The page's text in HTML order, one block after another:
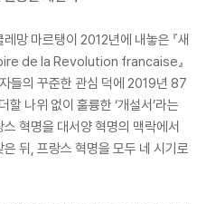
망 마르탱이 2012년에 내놓은 『새
de la Revolution francaise』
들의 꾸준한 관심 덕에 2019년 87
나위 없이 훌륭한 ‘개설서’라는
혁명을 대서양 혁명의 맥락에서
뒤, 프랑스 혁명을 모두 네 시기로